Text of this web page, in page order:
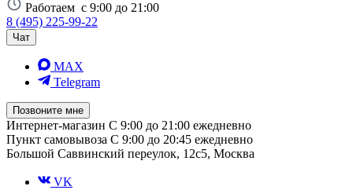
Работаем с 9:00 до 21:00
8 (495) 225-99-22
Чат
MAX
Telegram
Позвоните мне
Интернет-магазин С 9:00 до 21:00 ежедневно
Пункт самовывоза С 9:00 до 20:45 ежедневно
Большой Саввинский переулок, 12с5, Москва
VK